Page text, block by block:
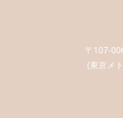
〒107-
(東京メ